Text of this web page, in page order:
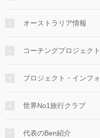
オーストラリア情報
コーチングプロジェクト
プロジェクト・インフォ
世界No1旅行クラブ
代表のBen紹介